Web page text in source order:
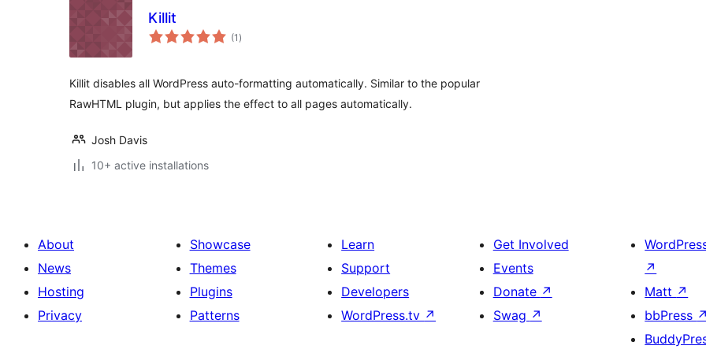
Killit
(1 total
ratings
)
Killit disables all WordPress auto-formatting automatically. Similar to the popular
RawHTML plugin, but applies the effect to all pages automatically.
Josh Davis
10+ active installations
About
News
Hosting
Privacy
Showcase
Themes
Plugins
Patterns
Learn
Support
Developers
WordPress.tv ↗
Get Involved
Events
Donate ↗
Swag ↗
↗
Matt ↗
bbPress ↗